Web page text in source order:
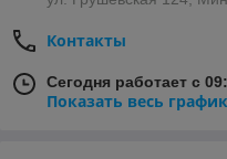
Контакты
Сегодня работает с
Показать весь